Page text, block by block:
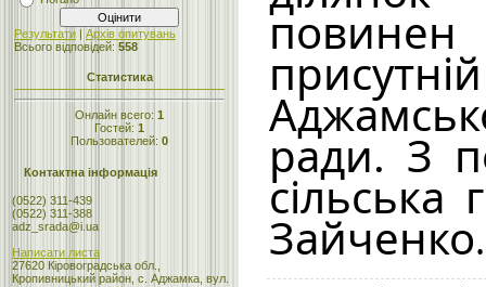
Результати | Архів опитувань
Всього відповідей: 558
Статистика
Онлайн всего: 1
Гостей: 1
Пользователей: 0
Контактна інформація
(0522) 311-439
(0522) 311-388
adz_srada@i.ua
Написати листа
27620 Кіровоградська обл.,
Кропивницький район, с. Аджамка, вул.
ради. З
сільська
Зайченко.